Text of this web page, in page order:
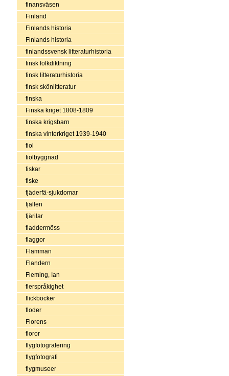
finansväsen
Finland
Finlands historia
Finlands historia
finlandssvensk litteraturhistoria
finsk folkdiktning
finsk litteraturhistoria
finsk skönlitteratur
finska
Finska kriget 1808-1809
finska krigsbarn
finska vinterkriget 1939-1940
fiol
fiolbyggnad
fiskar
fiske
fjäderfä-sjukdomar
fjällen
fjärilar
fladdermöss
flaggor
Flamman
Flandern
Fleming, Ian
flerspråkighet
flickböcker
floder
Florens
floror
flygfotografering
flygfotografi
flygmuseer